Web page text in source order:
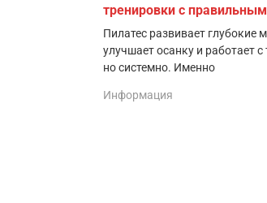
тренировки с
Пилатес развивает глубокие
улучшает осанку и работает с
но системно. Именно
Информация